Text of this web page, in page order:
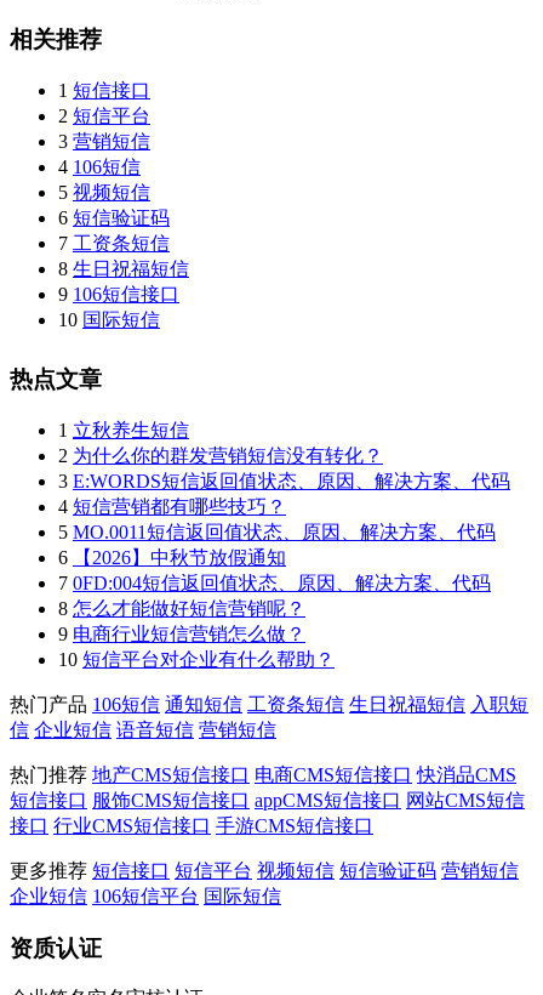
相关推荐
1 短信接口
2 短信平台
3 营销短信
4 106短信
5 视频短信
6 短信验证码
7 工资条短信
8 生日祝福短信
9 106短信接口
10 国际短信
热点文章
1 立秋养生短信
2 为什么你的群发营销短信没有转化？
3 E:WORDS短信返回值状态、原因、解决方案、代码
4 短信营销都有哪些技巧？
5 MO.0011短信返回值状态、原因、解决方案、代码
6
【2026】中秋节放假通知
7 0FD:004短信返回值状态、原因、解决方案、代码
8 怎么才能做好短信营销呢？
9 电商行业短信营销怎么做？
10 短信平台对企业有什么帮助？
热门产品 106短信 通知短信 工资条短信 生日祝福短信 入职短
信 企业短信 语音短信 营销短信
热门推荐 地产CMS短信接口 电商CMS短信接口 快消品CMS
短信接口 服饰CMS短信接口 appCMS短信接口 网站CMS短信
接口 行业CMS短信接口 手游CMS短信接口
更多推荐 短信接口 短信平台 视频短信 短信验证码 营销短信
企业短信 106短信平台 国际短信
资质认证